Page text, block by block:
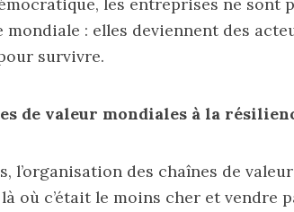
mondiale : elles deviennent des
survivre.
de valeur mondiales à la
l’organisation des chaînes de
où c’était le moins cher et vendre